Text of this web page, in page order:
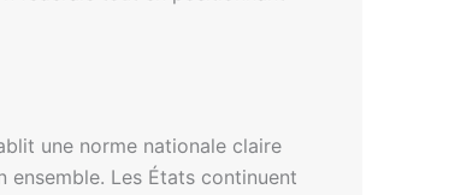
une norme nationale claire
ensemble. Les États continuent